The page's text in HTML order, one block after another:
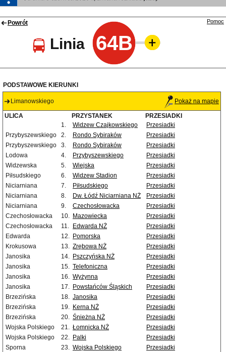
Powrót
Linia 64B
Pomoc
PODSTAWOWE KIERUNKI
Limanowskiego Pokaż na mapie
ULICA PRZYSTANEK
PRZESIADKI
1.
Widzew Czajkowskiego
Przesiadki
Przybyszewskiego
2. Rondo Sybiraków
Przesiadki
Przybyszewskiego
3. Rondo Sybiraków
Przesiadki
Lodowa
4. Przybyszewskiego
Przesiadki
Widzewska
5. Wiejska
Przesiadki
Piłsudskiego
6. Widzew Stadion
Przesiadki
Niciarniana
7. Piłsudskiego
Przesiadki
Niciarniana
8. Dw. Łódź Niciarniana NŻ
Przesiadki
Niciarniana
9. Czechosłowacka
Przesiadki
Czechosłowacka
10. Mazowiecka
Przesiadki
Czechosłowacka
11. Edwarda NŻ
Przesiadki
Edwarda
12. Pomorska
Przesiadki
Krokusowa
13. Zrębowa NŻ
Przesiadki
Janosika
14. Pszczyńska NŻ
Przesiadki
Janosika
15. Telefoniczna
Przesiadki
Janosika
16. Wyżynna
Przesiadki
Janosika
17. Powstańców Śląskich
Przesiadki
Brzezińska
18. Janosika
Przesiadki
Brzezińska
19. Kerna NŻ
Przesiadki
Brzezińska
20. Śnieżna NŻ
Przesiadki
Wojska Polskiego
21. Łomnicka NŻ
Przesiadki
Wojska Polskiego
22. Palki
Przesiadki
Sporna
23. Wojska Polskiego
Przesiadki